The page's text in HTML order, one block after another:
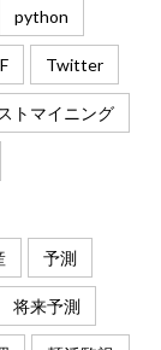
python
Twitter
トマイニング
予測
将来予測